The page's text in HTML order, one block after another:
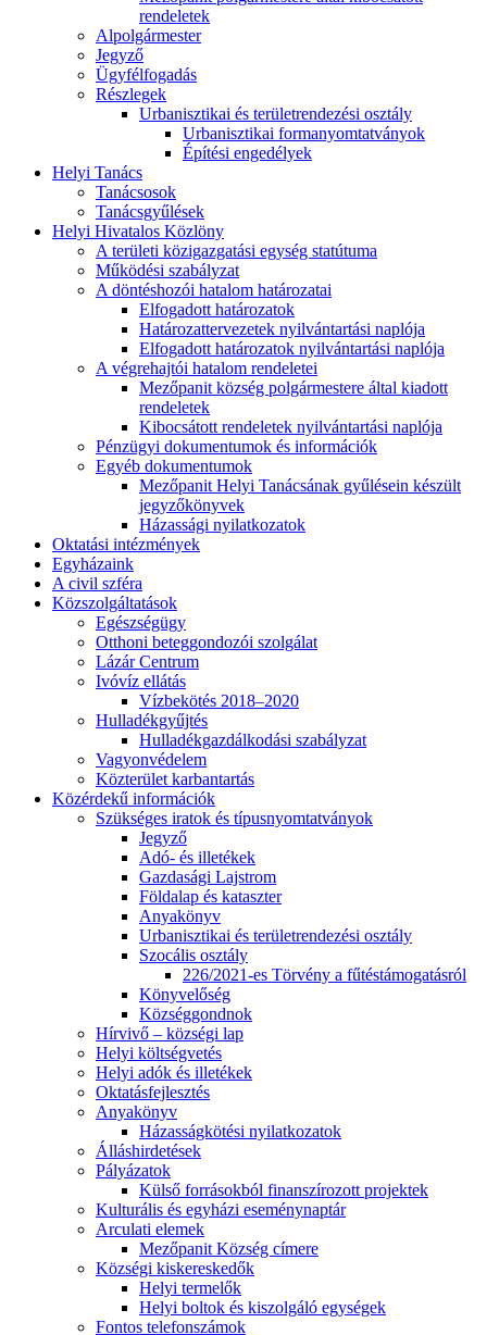
rendeletek
Alpolgármester
Jegyző
Ügyfélfogadás
Részlegek
Urbanisztikai és területrendezési osztály
Urbanisztikai formanyomtatványok
Építési engedélyek
Helyi Tanács
Tanácsosok
Tanácsgyűlések
Helyi Hivatalos Közlöny
A területi közigazgatási egység statútuma
Működési szabályzat
A döntéshozói hatalom határozatai
Elfogadott határozatok
Határozattervezetek nyilvántartási naplója
Elfogadott határozatok nyilvántartási naplója
A végrehajtói hatalom rendeletei
Mezőpanit község polgármestere által kiadott
rendeletek
Kibocsátott rendeletek nyilvántartási naplója
Pénzügyi dokumentumok és információk
Egyéb dokumentumok
Mezőpanit Helyi Tanácsának gyűlésein készült
jegyzőkönyvek
Házassági nyilatkozatok
Oktatási intézmények
Egyházaink
A civil szféra
Közszolgáltatások
Egészségügy
Otthoni beteggondozói szolgálat
Lázár Centrum
Ivóvíz ellátás
Vízbekötés 2018–2020
Hulladékgyűjtés
Hulladékgazdálkodási szabályzat
Vagyonvédelem
Közterület karbantartás
Közérdekű információk
Szükséges iratok és típusnyomtatványok
Jegyző
Adó- és illetékek
Gazdasági Lajstrom
Földalap és kataszter
Anyakönyv
Urbanisztikai és területrendezési osztály
Szocális osztály
226/2021-es Törvény a fűtéstámogatásról
Könyvelőség
Községgondnok
Hírvivő – községi lap
Helyi költségvetés
Helyi adók és illetékek
Oktatásfejlesztés
Anyakönyv
Házasságkötési nyilatkozatok
Álláshirdetések
Pályázatok
Külső forrásokból finanszírozott projektek
Kulturális és egyházi eseménynaptár
Arculati elemek
Mezőpanit Község címere
Községi kiskereskedők
Helyi termelők
Helyi boltok és kiszolgáló egységek
Fontos telefonszámok